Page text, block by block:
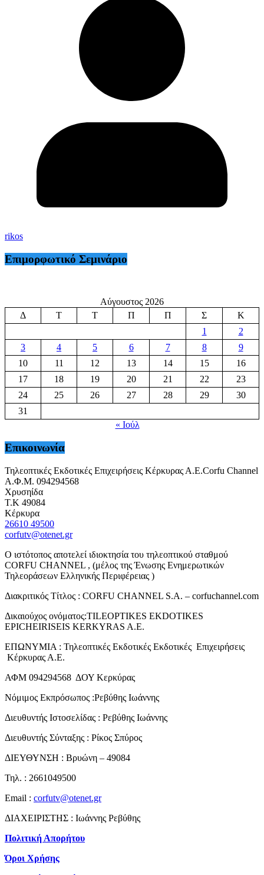
rikos
Επιμορφωτικό Σεμινάριο
Αύγουστος 2026
Δ
Τ Τ Π Π Σ
Κ
1
2
3
4 5 6 7 8
9
10
11 12 13 14 15
16
17
18 19 20 21 22
23
24
25 26 27 28 29
30
31
« Ιούλ
Επικοινωνία
Τηλεοπτικές Εκδοτικές Επιχειρήσεις Κέρκυρας Α.Ε.Corfu Channel
Α.Φ.Μ. 094294568
Χρυσηίδα
Τ.Κ 49084
Κέρκυρα
26610 49500
corfutv@otenet.gr
Ο ιστότοπος αποτελεί ιδιοκτησία του τηλεοπτικού σταθμού
CORFU CHANNEL , (μέλος της Ένωσης Ενημερωτικών
Τηλεοράσεων Ελληνικής Περιφέρειας )
Διακριτικός Τίτλος : CORFU CHANNEL S.A. – corfuchannel.com
Δικαιούχος ονόματος:TILEOPTIKES EKDOTIKES
EPICHEIRISEIS KERKYRAS A.E.
ΕΠΩΝΥΜΙΑ : Τηλεοπτικές Εκδοτικές Εκδοτικές Επιχειρήσεις
Κέρκυρας Α.Ε.
ΑΦΜ 094294568 ΔΟΥ Κερκύρας
Νόμιμος Εκπρόσωπος :Ρεβύθης Ιωάννης
Διευθυντής Ιστοσελίδας : Ρεβύθης Ιωάννης
Διευθυντής Σύνταξης : Ρίκος Σπύρος
ΔΙΕΥΘΥΝΣΗ : Βρυώνη – 49084
Τηλ. : 2661049500
Email : corfutv@otenet.gr
ΔΙΑΧΕΙΡΙΣΤΗΣ : Ιωάννης Ρεβύθης
Πολιτική Απορήτου
Όροι Χρήσης